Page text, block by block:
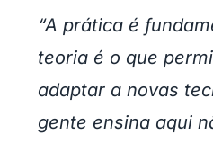
“A prática é
teoria é o que
adaptar a novas
gente ensina aqui